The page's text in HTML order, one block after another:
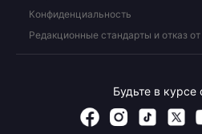
Конфиденциальность
Редакционные стандарты и отказ
Будьте в курсе